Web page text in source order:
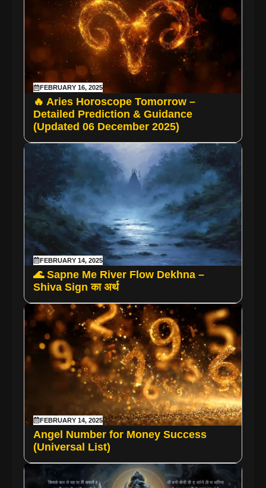
FEBRUARY 16, 2025
🔥 Aries Horoscope Tomorrow –
Detailed Prediction & Guidance
(Updated 06 December 2025)
FEBRUARY 14, 2025
🌊 Sapne Me River Flow Dekhna –
Shiva Sign का अर्थ
FEBRUARY 14, 2025
Angel Number for Money Success
(Universal List)